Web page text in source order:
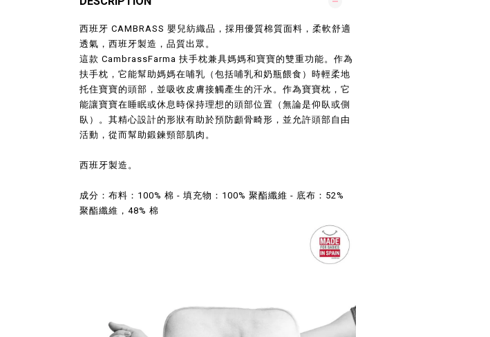
西班牙 CAMBRASS 嬰兒紡織品，採用優質棉質面料，柔軟舒適
透氣，西班牙製造，品質出眾。
這款 CambrassFarma 扶手枕兼具媽媽和寶寶的雙重功能。作為
扶手枕，它能幫助媽媽在哺乳（包括哺乳和奶瓶餵食）時輕柔地
托住寶寶的頭部，並吸收皮膚接觸產生的汗水。作為寶寶枕，它
能讓寶寶在睡眠或休息時保持理想的頭部位置（無論是仰臥或側
臥）。其精心設計的形狀有助於預防顱骨畸形，並允許頭部自由
活動，從而幫助鍛鍊頸部肌肉。
西班牙製造。
成分：布料：100% 棉 - 填充物：100% 聚酯纖維 - 底布：52%
聚酯纖維，48% 棉